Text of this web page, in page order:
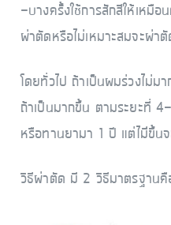
-บางครั้งใช้การสักสีให้เหมือ
ผ่าตัดหรือไม่เหมาะสมจะผ่าตั
โดยทั่วไป ถ้าเป็นผมร่วงไม่ม
ถ้าเป็นมากขึ้น ตามระยะที่
หรือทานยามา 1 ปี แต่ไม่ีขึ้น
วิธีผ่าตัด มี 2 วิธีมาตรฐานคื